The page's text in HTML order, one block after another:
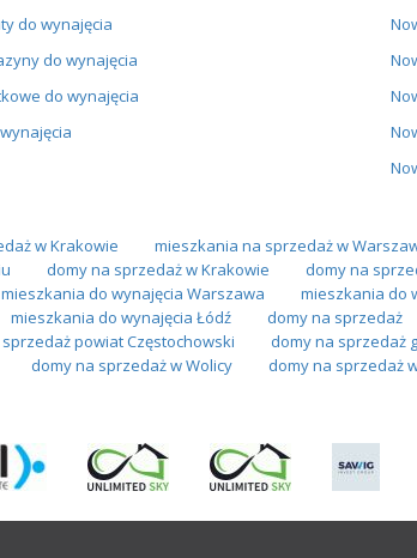
do wynajęcia
do wynajęcia
do wynajęcia
w Krakowie mieszkania na sprzedaż w
domy na sprzedaż w Krakowie domy na
mieszkania do wynajęcia Warszawa mieszkania do
mieszkania do wynajęcia Łódź domy na sprzedaż
powiat Częstochowski domy na sprzedaż
domy na sprzedaż w Wolicy domy na sprzedaż